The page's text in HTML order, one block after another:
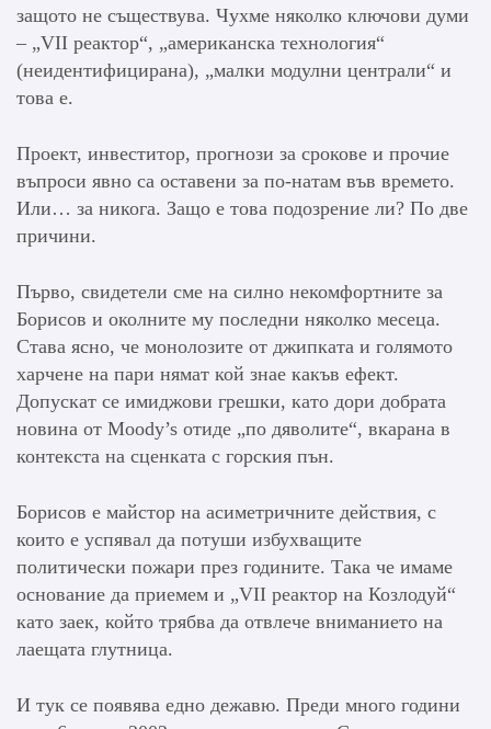
защото не съществува. Чухме няколко ключови думи
– „VII реактор“, „американска технология“
(неидентифицирана), „малки модулни централи“ и
това е.
Проект, инвеститор, прогнози за срокове и прочие
въпроси явно са оставени за по-натам във времето.
Или… за никога. Защо е това подозрение ли? По две
причини.
Първо, свидетели сме на силно некомфортните за
Борисов и околните му последни няколко месеца.
Става ясно, че монолозите от джипката и голямото
харчене на пари нямат кой знае какъв ефект.
Допускат се имиджови грешки, като дори добрата
новина от Moody’s отиде „по дяволите“, вкарана в
контекста на сценката с горския пън.
Борисов е майстор на асиметричните действия, с
които е успявал да потуши избухващите
политически пожари през годините. Така че имаме
основание да приемем и „VII реактор на Козлодуй“
като заек, който трябва да отвлече вниманието на
лаещата глутница.
И тук се появява едно дежавю. Преди много години